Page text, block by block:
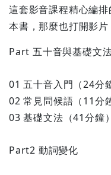
這套影音課程精心編
本書，那麼也打開影片
Part 五十音與基礎文
01 五十音入門（24分鐘
02 常見問候語（11分鐘
03 基礎文法（41分鐘）
Part2 動詞變化